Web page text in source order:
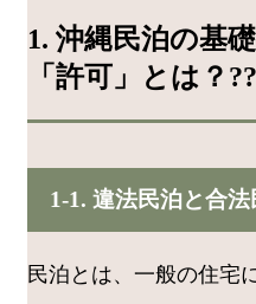
1. 沖縄民泊の基
「許可」とは？
1-1. 違法民泊と合
民泊とは、一般の住宅